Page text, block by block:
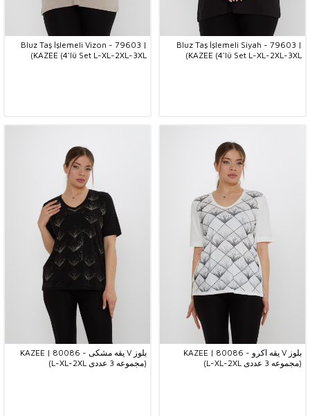
Bluz Taş İşlemeli Siyah - 79603 |
KAZEE (4'lü Set L-XL-2XL-3XL)
Bluz Taş İşlemeli Vizon - 79603 |
KAZEE (4'lü Set L-XL-2XL-3XL)
بلوز V یقه اکرو - 80086 | KAZEE
(مجموعه 3 عددی L-XL-2XL)
بلوز V یقه مشکی - 80086 | KAZEE
(مجموعه 3 عددی L-XL-2XL)